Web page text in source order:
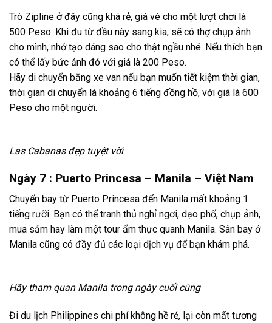
Trò Zipline ở đây cũng khá rẻ, giá vé cho một lượt chơi là
500 Peso. Khi đu từ đầu này sang kia, sẽ có thợ chụp ảnh
cho mình, nhớ tạo dáng sao cho thật ngầu nhé. Nếu thích bạn
có thể lấy bức ảnh đó với giá là 200 Peso.
Hãy di chuyển bằng xe van nếu bạn muốn tiết kiệm thời gian,
thời gian di chuyển là khoảng 6 tiếng đồng hồ, với giá là 600
Peso cho một người.
Las Cabanas đẹp tuyệt vời
Ngày 7 : Puerto Princesa – Manila – Việt Nam
Chuyến bay từ Puerto Princesa đến Manila mất khoảng 1
tiếng rưỡi. Bạn có thể tranh thủ nghỉ ngơi, dạo phố, chụp ảnh,
mua sắm hay làm một tour ẩm thực quanh Manila. Sân bay ở
Manila cũng có đầy đủ các loại dịch vụ để bạn khám phá.
Hãy tham quan Manila trong ngày cuối cùng
Đi du lịch Philippines chi phí không hề rẻ, lại còn mất tương